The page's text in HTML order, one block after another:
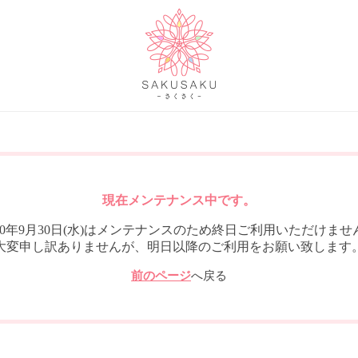
現在メンテナンス中です。
年9月30日(水)はメンテナンスのため終日ご利用いただけませ
変申し訳ありませんが、明日以降のご利用をお願い致します
前のページへ戻る